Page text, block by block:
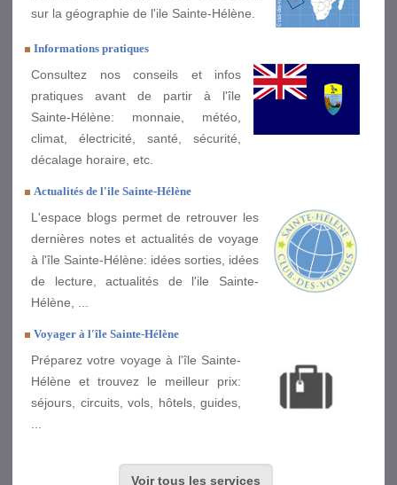
sur la géographie de l'ile Sainte-Hélène.
Informations pratiques
Consultez nos conseils et infos
pratiques avant de partir à l'île
Sainte-Hélène: monnaie, météo,
climat, électricité, santé, sécurité,
décalage horaire, etc.
Actualités de l'ile Sainte-Hélène
L'espace blogs permet de retrouver les
dernières notes et actualités de voyage
à l'île Sainte-Hélène: idées sorties, idées
de lecture, actualités de l'ile Sainte-
Hélène, ...
Voyager à l'île Sainte-Hélène
Préparez votre voyage à l'île Sainte-
Hélène et trouvez le meilleur prix:
séjours, circuits, vols, hôtels, guides,
Voir tous les services